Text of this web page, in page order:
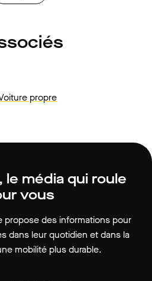
propre
le média qui roule
vous
propose des informations pour
dans leur quotidien et dans la
mobilité plus durable.